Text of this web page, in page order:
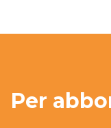
Per